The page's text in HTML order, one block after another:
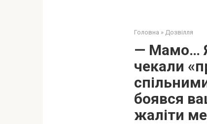
Головна » Дозвілля
— Мамо…
чекали
боявся
жаліти